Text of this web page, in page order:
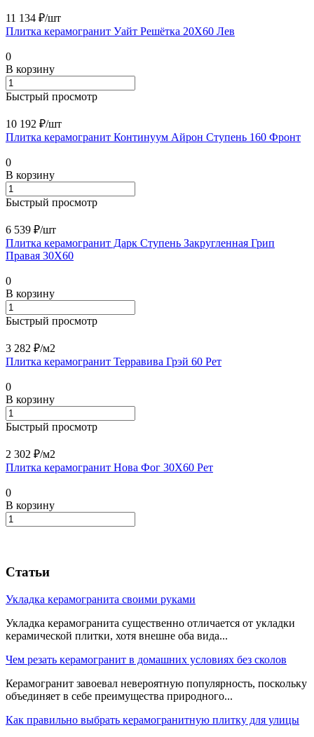
11 134 ₽/шт
Плитка керамогранит Уайт Решётка 20X60 Лев
0
В корзину
Быстрый просмотр
10 192 ₽/шт
Плитка керамогранит Континуум Айрон Ступень 160 Фронт
0
В корзину
Быстрый просмотр
6 539 ₽/шт
Плитка керамогранит Дарк Ступень Закругленная Грип
Правая 30X60
0
В корзину
Быстрый просмотр
3 282 ₽/м2
Плитка керамогранит Терравива Грэй 60 Рет
0
В корзину
Быстрый просмотр
2 302 ₽/м2
Плитка керамогранит Нова Фог 30X60 Рет
0
В корзину
Статьи
Укладка керамогранита своими руками
Укладка керамогранита существенно отличается от укладки
керамической плитки, хотя внешне оба вида...
Чем резать керамогранит в домашних условиях без сколов
Керамогранит завоевал невероятную популярность, поскольку
объединяет в себе преимущества природного...
Как правильно выбрать керамогранитную плитку для улицы